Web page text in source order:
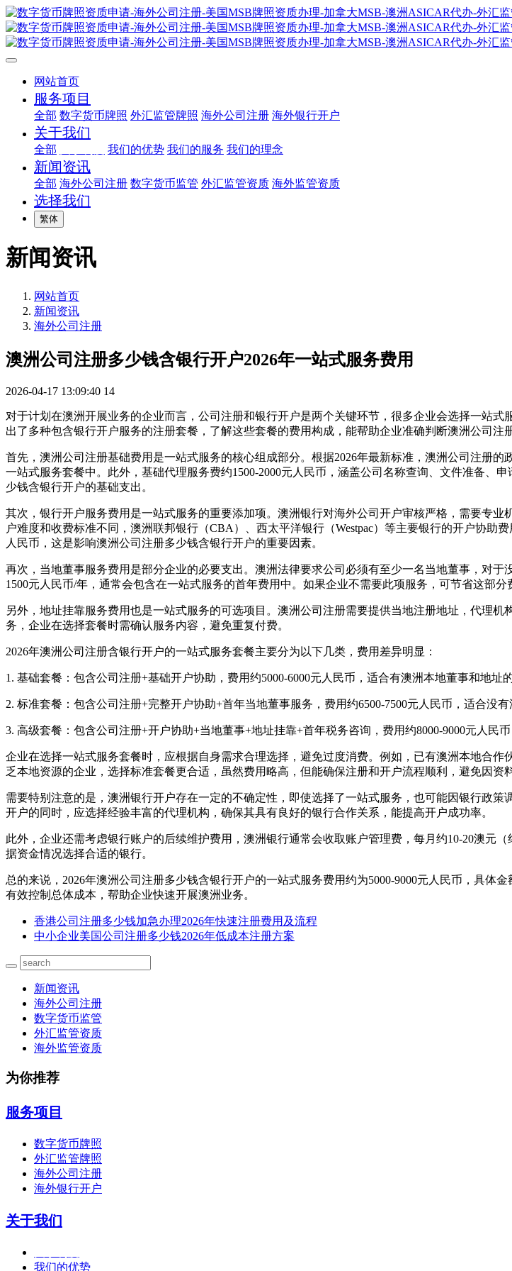
网站首页
服务项目
全部 数字货币牌照 外汇监管牌照 海外公司注册 海外银行开户
关于我们
全部 我们的优势 我们的服务 我们的理念
新闻资讯
全部 海外公司注册 数字货币监管 外汇监管资质 海外监管资质
选择我们
繁体
新闻资讯
网站首页
新闻资讯
海外公司注册
澳洲公司注册多少钱含银行开户2026年一站式服务费用
2026-04-17 13:09:40 14
对于计划在澳洲开展业务的企业而言，公司注册和银行开户是两个关键环节，很多企业会选择一站
出了多种包含银行开户服务的注册套餐，了解这些套餐的费用构成，能帮助企业准确判断澳洲公司注
首先，澳洲公司注册基础费用是一站式服务的核心组成部分。根据2026年最新标准，澳洲公司注册
一站式服务套餐中。此外，基础代理服务费约1500-2000元人民币，涵盖公司名称查询、文件准备、
少钱含银行开户的基础支出。
其次，银行开户服务费用是一站式服务的重要添加项。澳洲银行对海外公司开户审核严格，需要专
户难度和收费标准不同，澳洲联邦银行（CBA）、西太平洋银行（Westpac）等主要银行的开户协助
人民币，这是影响澳洲公司注册多少钱含银行开户的重要因素。
再次，当地董事服务费用是部分企业的必要支出。澳洲法律要求公司必须有至少一名当地董事，对
1500元人民币/年，通常会包含在一站式服务的首年费用中。如果企业不需要此项服务，可节省这部
另外，地址挂靠服务费用也是一站式服务的可选项目。澳洲公司注册需要提供当地注册地址，代理
务，企业在选择套餐时需确认服务内容，避免重复付费。
2026年澳洲公司注册含银行开户的一站式服务套餐主要分为以下几类，费用差异明显：
1. 基础套餐：包含公司注册+基础开户协助，费用约5000-6000元人民币，适合有澳洲本地董事和地址
2. 标准套餐：包含公司注册+完整开户协助+首年当地董事服务，费用约6500-7500元人民币，适合没有
3. 高级套餐：包含公司注册+开户协助+当地董事+地址挂靠+首年税务咨询，费用约8000-9000元人民
企业在选择一站式服务套餐时，应根据自身需求合理选择，避免过度消费。例如，已有澳洲本地合
乏本地资源的企业，选择标准套餐更合适，虽然费用略高，但能确保注册和开户流程顺利，避免因资
需要特别注意的是，澳洲银行开户存在一定的不确定性，即使选择了一站式服务，也可能因银行政
开户的同时，应选择经验丰富的代理机构，确保其具有良好的银行合作关系，能提高开户成功率。
此外，企业还需考虑银行账户的后续维护费用，澳洲银行通常会收取账户管理费，每月约10-20澳元
据资金情况选择合适的银行。
总的来说，2026年澳洲公司注册多少钱含银行开户的一站式服务费用约为5000-9000元人民币，具
有效控制总体成本，帮助企业快速开展澳洲业务。
香港公司注册多少钱加急办理2026年快速注册费用及流程
中小企业美国公司注册多少钱2026年低成本注册方案
新闻资讯
海外公司注册
数字货币监管
外汇监管资质
海外监管资质
为你推荐
服务项目
数字货币牌照
外汇监管牌照
海外公司注册
海外银行开户
关于我们
我们的优势